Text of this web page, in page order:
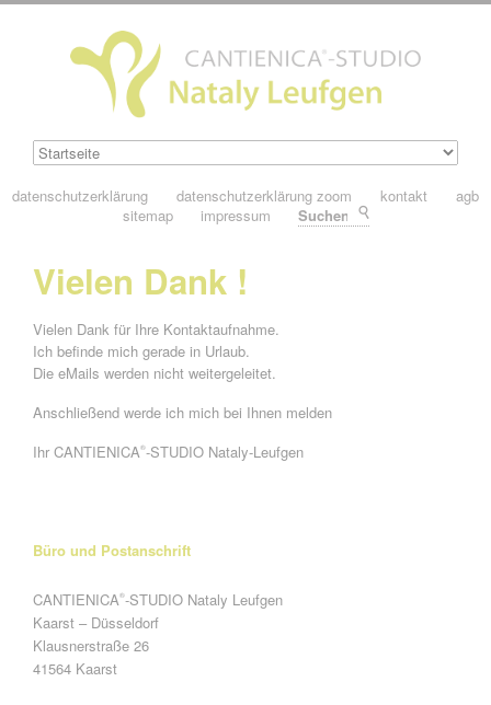
datenschutzerklärung datenschutzerklärung zoom kontakt
agb
sitemap
impressum
Vielen Dank !
Vielen Dank für Ihre Kontaktaufnahme.
Ich befinde mich gerade in Urlaub.
Die eMails werden nicht weitergeleitet.
Anschließend werde ich mich bei Ihnen melden
Ihr CANTIENICA®-STUDIO Nataly-Leufgen
Büro und Postanschrift
CANTIENICA®-STUDIO Nataly Leufgen
Kaarst – Düsseldorf
Klausnerstraße 26
41564 Kaarst